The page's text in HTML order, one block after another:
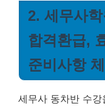
2. 세무사
합격환급,
준비사항
세무사 동차반 수